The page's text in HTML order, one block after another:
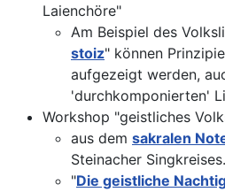
Laienchöre"
Am Beispiel des
stoiz" können
aufgezeigt werden,
'durchkomponierten'
Workshop "geistliches
aus dem sakralen
Steinacher Singkreises.
"Die geistliche